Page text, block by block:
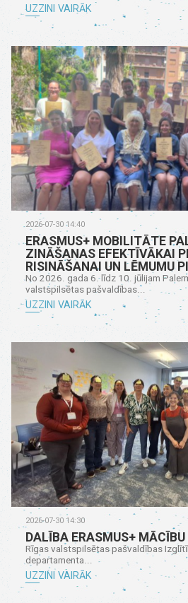
UZZINI VAIRĀK
2026-07-30 14:40
ERASMUS+ MOBILITĀTE
ZINĀŠANAS EFEKTĪVĀKAI
RISINĀŠANAI UN LĒMUMU
No 2026. gada 6. līdz 10. jūlijam
valstspilsētas pašvaldības...
UZZINI VAIRĀK
2026-07-30 14:30
DALĪBA ERASMUS+ MĀCĪBU
Rīgas valstspilsētas pašvaldības
departamenta...
UZZINI VAIRĀK